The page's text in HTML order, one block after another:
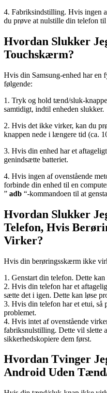
4. Fabriksindstilling. Hvis ingen
du prøve at nulstille din telefon
Hvordan Slukker
Touchskærm?
Hvis din Samsung-enhed har en
følgende:
1. Tryk og hold tænd/sluk-
samtidigt, indtil enheden slukker.
2. Hvis det ikke virker, kan du
knappen nede i længere tid (ca.
3. Hvis din enhed har et
genindsætte batteriet.
4. Hvis ingen af ​​ovenstående
forbinde din enhed til en
” adb “-kommandoen til at
Hvordan Slukker
Telefon, Hvis
Virker?
Hvis din berøringsskærm ikke
1. Genstart din telefon. Dette kan
2. Hvis din telefon har et
sætte det i igen. Dette kan løse
3. Hvis din telefon har et etui, så
problemet.
4. Hvis intet af ovenstående
fabriksnulstilling. Dette vil slette
sikkerhedskopiere dem først.
Hvordan Tvinger
Android Uden